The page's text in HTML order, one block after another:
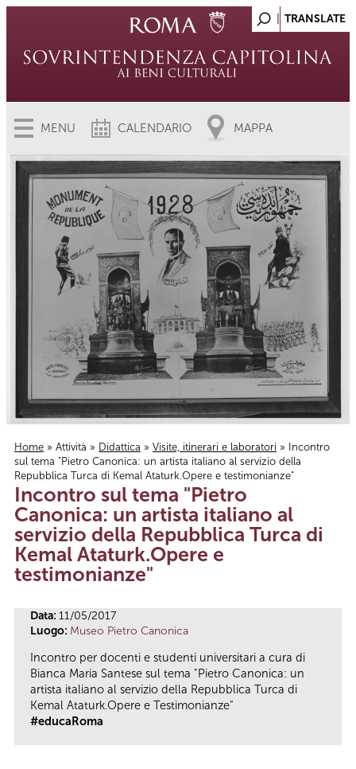
MENU CALENDARIO MAPPA
Tu sei qui
Home » Attività » Didattica » Visite, itinerari e laboratori » Incontro
sul tema "Pietro Canonica: un artista italiano al servizio della
Repubblica Turca di Kemal Ataturk.Opere e testimonianze"
Incontro sul tema "Pietro
Canonica: un artista italiano al
servizio della Repubblica Turca di
Kemal Ataturk.Opere e
testimonianze"
Data: 11/05/2017
Luogo: Museo Pietro Canonica
Incontro per docenti e studenti universitari a cura di
Bianca Maria Santese sul tema "Pietro Canonica: un
artista italiano al servizio della Repubblica Turca di
Kemal Ataturk.Opere e Testimonianze"
#educaRoma